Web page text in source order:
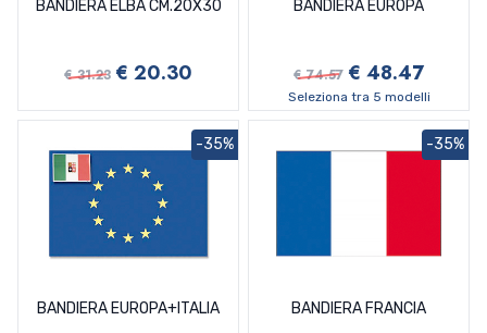
BANDIERA ELBA CM.20X30
€ 31.23 € 20.30
BANDIERA EUROPA
€ 74.57 € 48.47
Seleziona tra 5 modelli
BANDIERA EUROPA+ITALIA
-35%
BANDIERA FRANCIA
-35%